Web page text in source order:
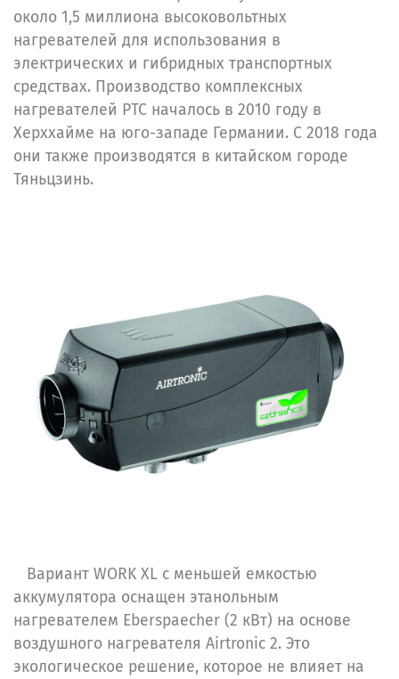
около 1,5 миллиона высоковольтных
нагревателей для использования в
электрических и гибридных транспортных
средствах. Производство комплексных
нагревателей PTC началось в 2010 году в
Херххайме на юго-западе Германии. С 2018 года
они также производятся в китайском городе
Тяньцзинь.
Вариант WORK XL с меньшей емкостью
аккумулятора оснащен этанольным
нагревателем Eberspaecher (2 кВт) на основе
воздушного нагревателя Airtronic 2. Это
экологическое решение, которое не влияет на